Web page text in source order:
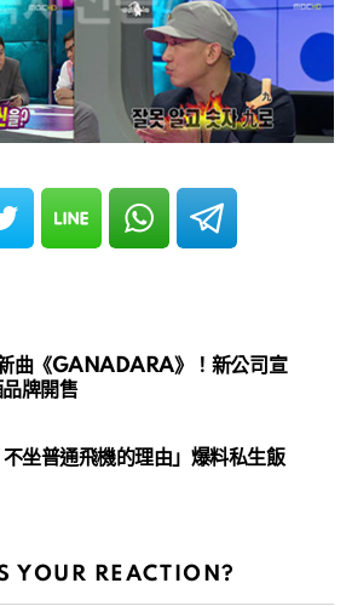
曲《GANADARA》！新公司宣
牌開售
坐普通飛機的理由」爆料私生飯
YOUR REACTION?